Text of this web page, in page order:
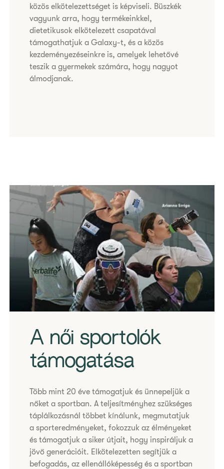
közös elkötelezettséget is képviseli. Büszkék
vagyunk arra, hogy termékeinkkel,
dietetikusok elkötelezett csapatával
támogathatjuk a Galaxy-t, és a közös
kezdeményezéseinkre is, amelyek lehetővé
teszik a gyermekek számára, hogy nagyot
álmodjanak.
​A női sportolók
támogatása
Több mint 20 éve támogatjuk és ünnepeljük a
nőket a sportban. A teljesítményhez szükséges
táplálkozásnál többet kínálunk, megmutatjuk
a sporteredményeket, fokozzuk az élményeket
és támogatjuk a siker útjait, hogy inspiráljuk a
jövő generációit. Elkötelezetten segítjük a
befogadás, az ellenállóképesség és a sportban